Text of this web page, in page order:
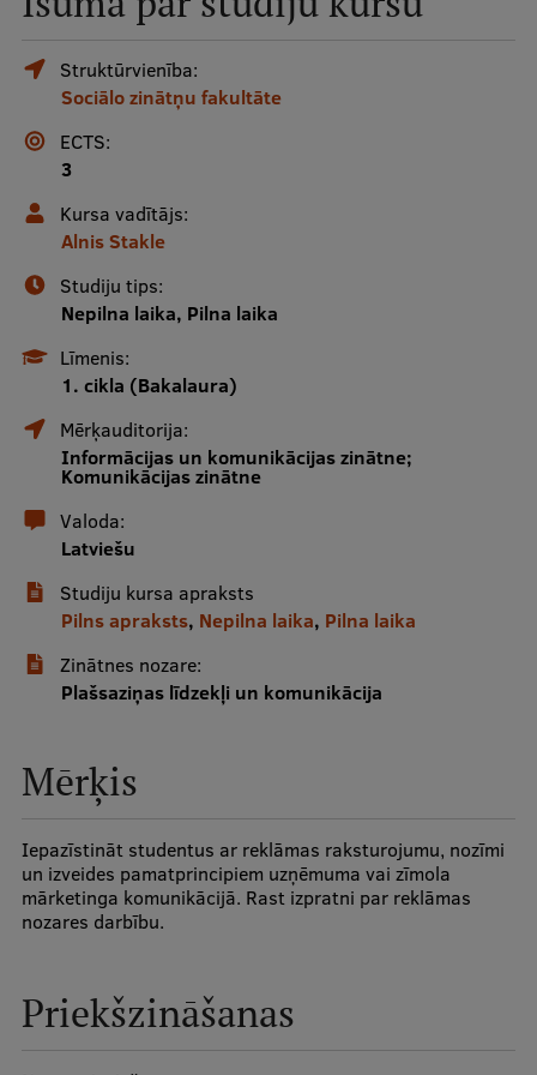
Mobile
galvenā
izvēlne
Studiju iespējas
Pamatstudiju programmas
Maģistra studiju programmas
Doktorantūra
Rezidentūra
Uzņemšana
Praktiska informācija
Par RSU
Studentu dzīve
Fakultātes
Stratēģija
Vēsture un tradīcijas
Identitāte
Aula
Struktūrvienība:
Sociālo zinātņu fakultāte
ECTS:
3
Kursa vadītājs:
Alnis Stakle
Studiju tips:
Nepilna laika, Pilna laika
Līmenis:
1. cikla (Bakalaura)
Mērķauditorija:
Informācijas un komunikācijas zinātne;
Komunikācijas zinātne
Valoda:
Latviešu
Studiju kursa apraksts
Pilns apraksts, Nepilna laika, Pilna laika
Zinātnes nozare:
Plašsaziņas līdzekļi un komunikācija
Mērķis
Iepazīstināt studentus ar reklāmas raksturojumu, nozīmi
un izveides pamatprincipiem uzņēmuma vai zīmola
mārketinga komunikācijā. Rast izpratni par reklāmas
nozares darbību.
Priekšzināšanas